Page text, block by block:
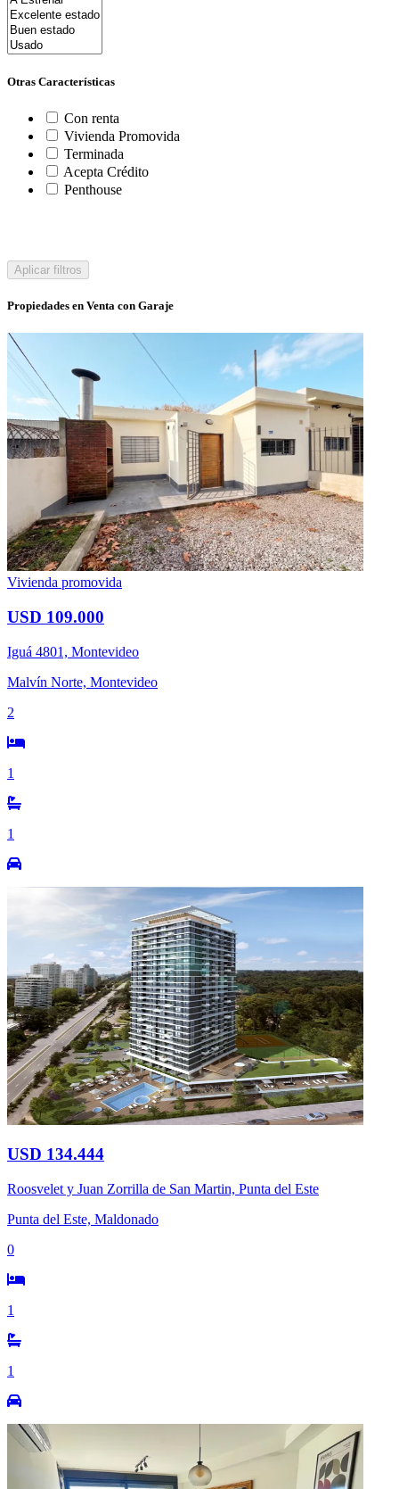
Otras Características
Con renta
Vivienda Promovida
Terminada
Acepta Crédito
Penthouse
Aplicar filtros
Propiedades en Venta con Garaje
Vivienda promovida
USD 109.000
Iguá 4801, Montevideo
Malvín Norte, Montevideo
2
1
1
USD 134.444
Roosvelet y Juan Zorrilla de San Martin, Punta del Este
Punta del Este, Maldonado
0
1
1